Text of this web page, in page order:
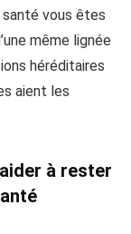
vous êtes
même lignée
héréditaires
aient les
à rester